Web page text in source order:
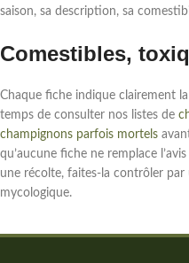
saison, sa description, sa
Comestibles,
Chaque fiche indique clairement
temps de consulter nos listes de
champignons parfois mortels
qu’aucune fiche ne remplace
une récolte, faites-la contrôler
mycologique.